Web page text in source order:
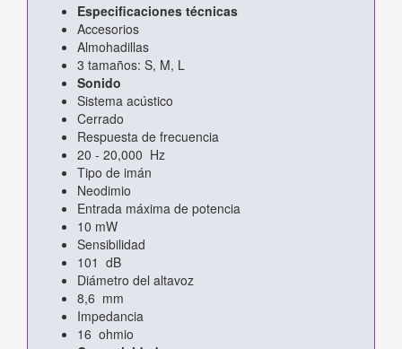
Especificaciones técnicas
Accesorios
Almohadillas
3 tamaños: S, M, L
Sonido
Sistema acústico
Cerrado
Respuesta de frecuencia
20 - 20,000 Hz
Tipo de imán
Neodimio
Entrada máxima de potencia
10 mW
Sensibilidad
101 dB
Diámetro del altavoz
8,6 mm
Impedancia
16 ohmio